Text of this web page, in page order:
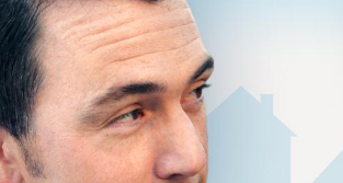
นิ่ง เนื้อหาที่แนะนำ